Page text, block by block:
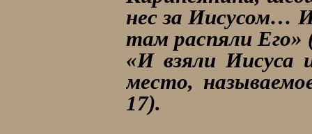
нес за Иисусом…
там распяли Его»
«И взяли Иисуса
место,
17).